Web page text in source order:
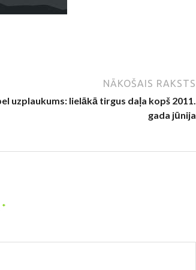
NĀKOŠAIS RAKSTS
uzplaukums: lielākā tirgus daļa kopš 2011.
gada jūnija
*